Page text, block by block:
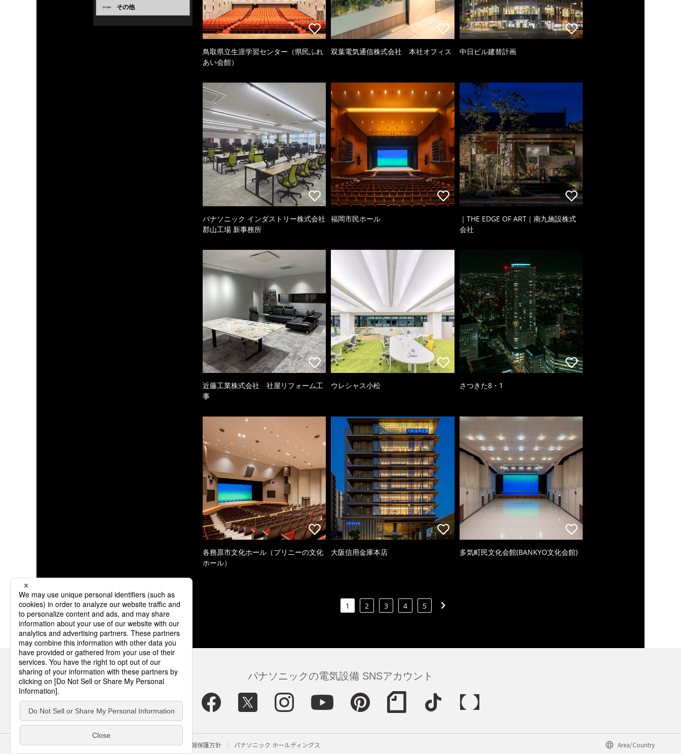
その他
鳥取県立生涯学習センター（県民ふれ
あい会館）
双葉電気通信株式会社 本社オフィス 中日ビル建替計画
パナソニック インダストリー株式会社
郡山工場 新事務所
福岡市民ホール
｜THE EDGE OF ART｜南九施設株式
会社
近藤工業株式会社 社屋リフォーム工
事
ウレシャス小松 さつきた8・1
各務原市文化ホール（プリニーの文化
ホール）
大阪信用金庫本店 多気町民文化会館(BANKYO文化会館)
1 2 3 4 5
パナソニックの電気設備 SNSアカウント
サイトのご利用にあたって クッキーポリシー 個人情報保護方針 パナソニック ホールディングス Area/Country